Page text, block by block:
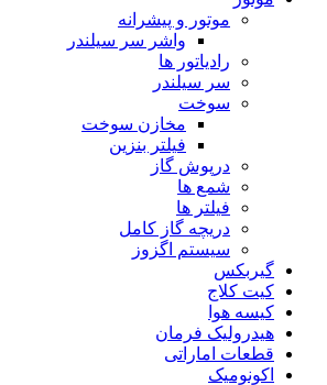
موتور و پیشرانه
واشر سر سیلندر
رادیاتور ها
سر سیلندر
سوخت
مخازن سوخت
فیلتر بنزین
درپوش گاز
شمع ها
فیلتر ها
دریچه گاز کامل
سیستم اگزوز
گیربکس
کیت کلاج
کیسه هوا
هیدرولیک فرمان
قطعات اماراتی
اکونومیک